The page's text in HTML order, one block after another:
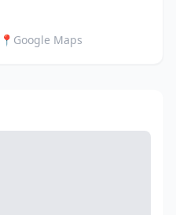
📍 Google Maps